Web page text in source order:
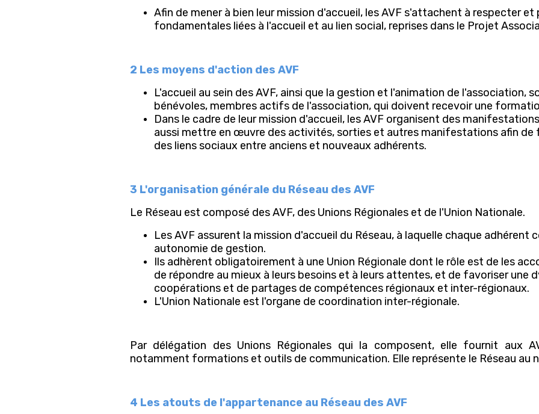
Afin de mener à bien leur mission d'accueil, les AVF s'attachent à respecter
fondamentales liées à l'accueil et au lien social, reprises dans le Projet
2 Les moyens d'action des AVF
L'accueil au sein des AVF, ainsi que la gestion et l'animation de l'association,
bénévoles, membres actifs de l'association, qui doivent recevoir une
Dans le cadre de leur mission d'accueil, les AVF organisent des
aussi mettre en œuvre des activités, sorties et autres manifestations afin
des liens sociaux entre anciens et nouveaux adhérents.
3 L'organisation générale du Réseau des AVF
Le Réseau est composé des AVF, des Unions Régionales et de l'Union Nationale.
Les AVF assurent la mission d'accueil du Réseau, à laquelle chaque adhérent
autonomie de gestion.
Ils adhèrent obligatoirement à une Union Régionale dont le rôle est de les
de répondre au mieux à leurs besoins et à leurs attentes, et de favoriser une
coopérations et de partages de compétences régionaux et inter-régionaux.
L'Union Nationale est l'organe de coordination inter-régionale.
Par délégation des Unions Régionales qui la composent, elle fournit aux
notamment formations et outils de communication. Elle représente le Réseau au
4 Les atouts de l'appartenance au Réseau des AVF